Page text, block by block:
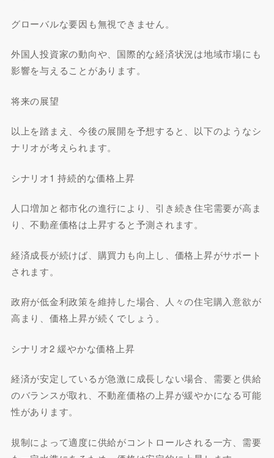
グローバルな要因も無視できません。
外国人投資家の動向や、国際的な経済状況は地域市場にも
影響を与えることがあります。
将来の展望
以上を踏まえ、今後の展開を予想すると、以下のようなシ
ナリオが考えられます。
シナリオ1 持続的な価格上昇
人口増加と都市化の進行により、引き続き住宅需要が高ま
り、不動産価格は上昇すると予測されます。
経済成長が続けば、購買力も向上し、価格上昇がサポート
されます。
政府が低金利政策を維持した場合、人々の住宅購入意欲が
高まり、価格上昇が続くでしょう。
シナリオ2 緩やかな価格上昇
経済が安定しているが急激に成長しない場合、需要と供給
のバランスが取れ、不動産価格の上昇が緩やかになる可能
性があります。
規制によって適度に供給がコントロールされる一方、需要